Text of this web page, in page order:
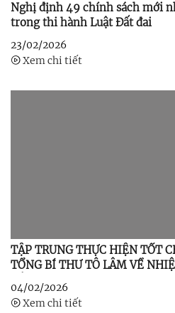
Nghị định 49 chính sách mới
trong thi hành Luật Đất đai
23/02/2026
Xem chi tiết
TẬP TRUNG THỰC HIỆN TỐT
TỔNG BÍ THƯ TÔ LÂM VỀ
ĐỘI TRONG THỜI KỲ TỚI
04/02/2026
Xem chi tiết